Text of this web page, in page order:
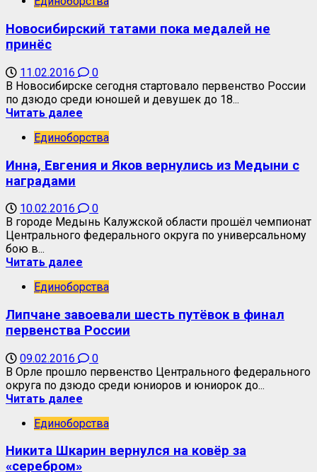
Новосибирский татами пока медалей не
принёс
11.02.2016
0
В Новосибирске сегодня стартовало первенство России
по дзюдо среди юношей и девушек до 18...
Читать далее
Единоборства
Инна, Евгения и Яков вернулись из Медыни с
наградами
10.02.2016
0
В городе Медынь Калужской области прошёл чемпионат
Центрального федерального округа по универсальному
бою в...
Читать далее
Единоборства
Липчане завоевали шесть путёвок в финал
первенства России
09.02.2016
0
В Орле прошло первенство Центрального федерального
округа по дзюдо среди юниоров и юниорок до...
Читать далее
Единоборства
Никита Шкарин вернулся на ковёр за
«серебром»